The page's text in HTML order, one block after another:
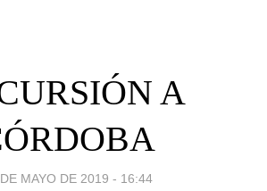
A
MAYO DE 2019 - 16:44